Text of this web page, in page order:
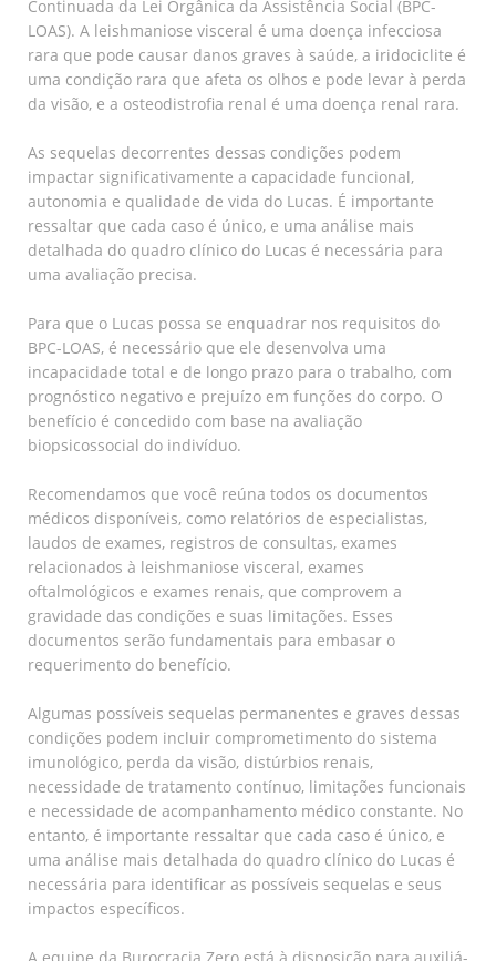
Continuada da Lei Orgânica da Assistência Social (BPC-
LOAS). A leishmaniose visceral é uma doença infecciosa
rara que pode causar danos graves à saúde, a iridociclite é
uma condição rara que afeta os olhos e pode levar à perda
da visão, e a osteodistrofia renal é uma doença renal rara.
As sequelas decorrentes dessas condições podem
impactar significativamente a capacidade funcional,
autonomia e qualidade de vida do Lucas. É importante
ressaltar que cada caso é único, e uma análise mais
detalhada do quadro clínico do Lucas é necessária para
uma avaliação precisa.
Para que o Lucas possa se enquadrar nos requisitos do
BPC-LOAS, é necessário que ele desenvolva uma
incapacidade total e de longo prazo para o trabalho, com
prognóstico negativo e prejuízo em funções do corpo. O
benefício é concedido com base na avaliação
biopsicossocial do indivíduo.
Recomendamos que você reúna todos os documentos
médicos disponíveis, como relatórios de especialistas,
laudos de exames, registros de consultas, exames
relacionados à leishmaniose visceral, exames
oftalmológicos e exames renais, que comprovem a
gravidade das condições e suas limitações. Esses
documentos serão fundamentais para embasar o
requerimento do benefício.
Algumas possíveis sequelas permanentes e graves dessas
condições podem incluir comprometimento do sistema
imunológico, perda da visão, distúrbios renais,
necessidade de tratamento contínuo, limitações funcionais
e necessidade de acompanhamento médico constante. No
entanto, é importante ressaltar que cada caso é único, e
uma análise mais detalhada do quadro clínico do Lucas é
necessária para identificar as possíveis sequelas e seus
impactos específicos.
A equipe da Burocracia Zero está à disposição para auxiliá-